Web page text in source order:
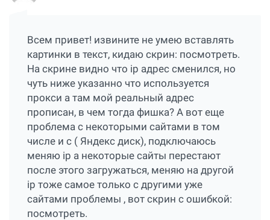
Всем привет! извините не умею вставлять
картинки в текст, кидаю скрин: посмотреть.
На скрине видно что ip адрес сменился, но
чуть ниже указанно что используется
прокси а там мой реальный адрес
прописан, в чем тогда фишка? А вот еще
проблема с некоторыми сайтами в том
числе и с ( Яндекс диск), подключаюсь
меняю ip а некоторые сайты перестают
после этого загружаться, меняю на другой
ip тоже самое только с другими уже
сайтами проблемы , вот скрин с ошибкой:
посмотреть.